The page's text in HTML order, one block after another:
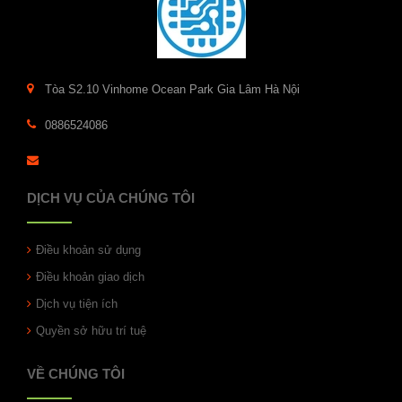
Tòa S2.10 Vinhome Ocean Park Gia Lâm Hà Nội
0886524086
DỊCH VỤ CỦA CHÚNG TÔI
Điều khoản sử dụng
Điều khoản giao dịch
Dịch vụ tiện ích
Quyền sở hữu trí tuệ
VỀ CHÚNG TÔI